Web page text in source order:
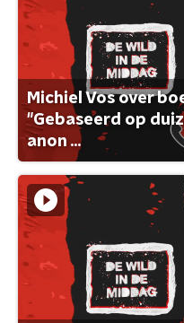
Michiel Vos over
"Gebaseerd op
anon ...